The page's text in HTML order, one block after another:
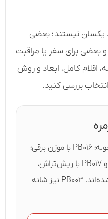
یکسان نیستند؛ بعضی
و بعضی برای سفر یا مراقبت
اقلام کامل، ابعاد و روش
بررسی کنید.
PB۰۰۱ با موزن بینی، شانه و حوله؛ PB۰۱۶ با موزن برقی؛
PB۰۰۲ با شانه، حوله و موزن؛ و PB۰۱۷ با ریش‌تراش،
موزن بینی و اسپیکر معرفی شده‌اند. PB۰۰۳ نیز شانه